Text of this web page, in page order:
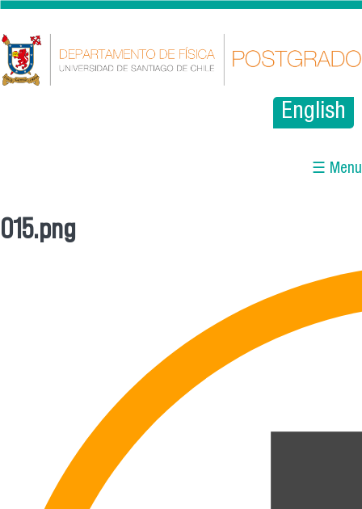
Pasar al contenido principal
English
☰ Menu
Se encuentra usted aquí
015.png